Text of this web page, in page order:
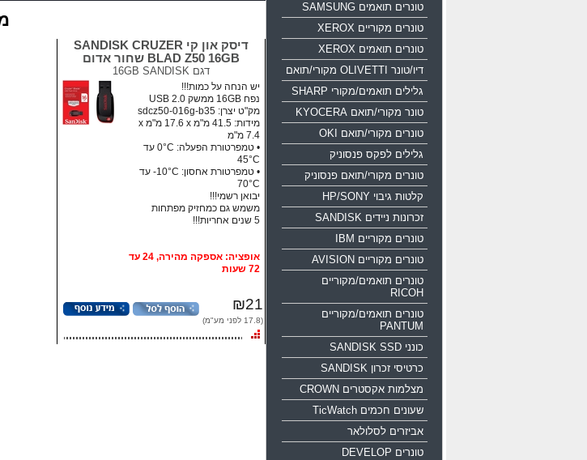
דיסק און קי SANDISK CRUZER
BLAD Z50 16GB שחור אדום
דגם 16GB SANDISK
יש הנחה על כמות!!!
נפח 16GB ממשק USB 2.0
מק"ט יצרן: sdcz50-016g-b35
מידות: ‏41.5 מ"מ x ‏17.6 מ"מ x
• טמפרטורת הפעלה: ‏0°C עד
45°C
• טמפרטורת אחסון:‏ 10°C- עד
70°C
יבואן רשמי!!!
משמש גם כמחזיק מפתחות
5 שנים אחריות!!!
אופציה: אספקה מהירה, 24 עד
72 שעות
₪21
(17.8 לפני מע"מ)
טונרים תואמים SAMSUNG
טונרים מקוריים XEROX
טונרים תואמים XEROX
דיו/טונר OLIVETTI מקורי/תואם
גלילים תואמים/מקורי SHARP
טונר מקורי/תואם KYOCERA
טונרים מקורי/תואם OKI
גלילים לפקס פנסוניק
טונרים מקורי/תואם פנסוניק
קלטות גיבוי HP/SONY
זכרונות ניידים SANDISK
טונרים מקוריים IBM
טונרים מקוריים AVISION
טונרים תואמים/מקוריים
RICOH
טונרים תואמים/מקוריים
PANTUM
כונני SANDISK SSD
כרטיסי זכרון SANDISK
מצלמות אקסטרים CROWN
שעונים חכמים TicWatch
אביזרים לסלולאר
טונרים DEVELOP